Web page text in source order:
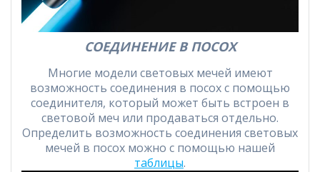
СОЕДИНЕНИЕ В ПОСОХ
Многие модели световых мечей имеют
возможность соединения в посох с помощью
соединителя, который может быть встроен в
световой меч или продаваться отдельно.
Определить возможность соединения световых
мечей в посох можно с помощью нашей
таблицы.